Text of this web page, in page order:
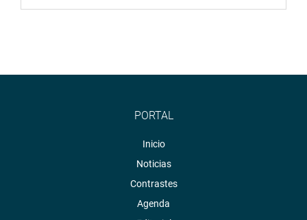
PORTAL
Inicio
Noticias
Contrastes
Agenda